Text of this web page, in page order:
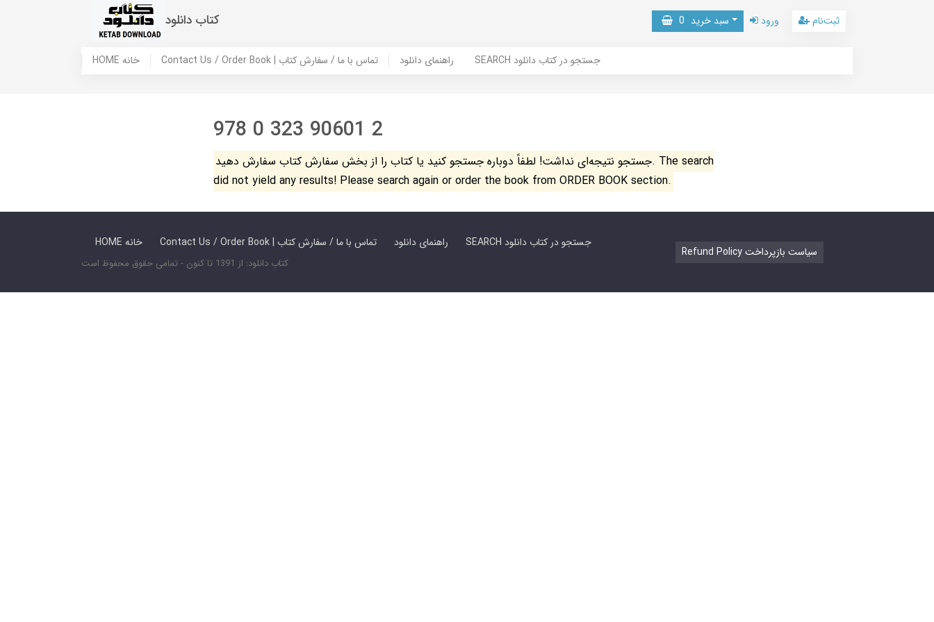
کتاب دانلود سبد خرید 0 ورود ثبت‌نام
HOME خانه Contact Us / Order Book | تماس با ما / سفارش کتاب راهنمای دانلود SEARCH جستجو در کتاب دانلود
978 0 323 90601 2
جستجو نتیجه‌ای نداشت! لطفاً دوباره جستجو کنید یا کتاب را از بخش سفارش کتاب سفارش دهید. The search
did not yield any results! Please search again or order the book from ORDER BOOK section.
HOME خانه Contact Us / Order Book | تماس با ما / سفارش کتاب راهنمای دانلود SEARCH جستجو در کتاب دانلود
کتاب دانلود: از 1391 تا کنون - تمامی حقوق محفوظ است
Refund Policy سیاست بازپرداخت